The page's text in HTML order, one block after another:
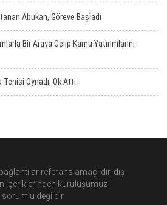
Abukan, Göreve Başladı
Bir Araya Gelip Kamu Yatırımlarını
Oynadı, Ok Attı
referans amaçlıdır, dış
içeriklerinden kuruluşumuz
sorumlu değildir